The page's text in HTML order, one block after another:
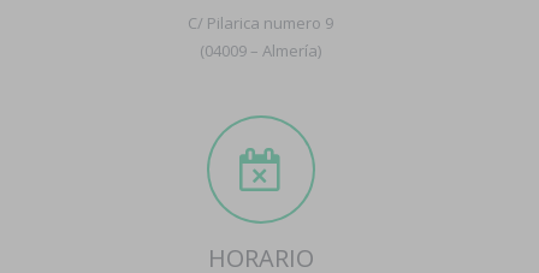
C/ Pilarica numero 9
(04009 – Almería)
HORARIO